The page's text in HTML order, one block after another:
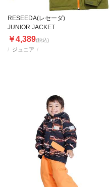
ジュニア
RESEEDA(レセーダ)
JUNIOR JACKET
￥4,389(税込)